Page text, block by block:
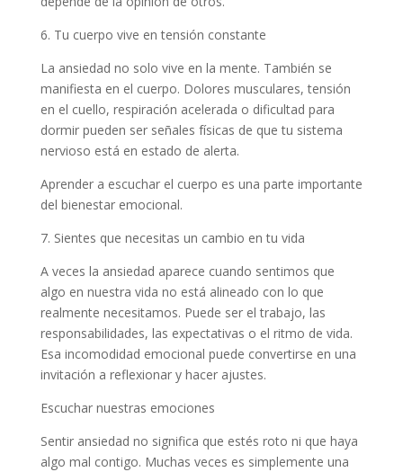
6. Tu cuerpo vive en tensión constante
La ansiedad no solo vive en la mente. También se
manifiesta en el cuerpo. Dolores musculares, tensión
en el cuello, respiración acelerada o dificultad para
dormir pueden ser señales físicas de que tu sistema
nervioso está en estado de alerta.
Aprender a escuchar el cuerpo es una parte importante
del bienestar emocional.
7. Sientes que necesitas un cambio en tu vida
A veces la ansiedad aparece cuando sentimos que
algo en nuestra vida no está alineado con lo que
realmente necesitamos. Puede ser el trabajo, las
responsabilidades, las expectativas o el ritmo de vida.
Esa incomodidad emocional puede convertirse en una
invitación a reflexionar y hacer ajustes.
Escuchar nuestras emociones
Sentir ansiedad no significa que estés roto ni que haya
algo mal contigo. Muchas veces es simplemente una